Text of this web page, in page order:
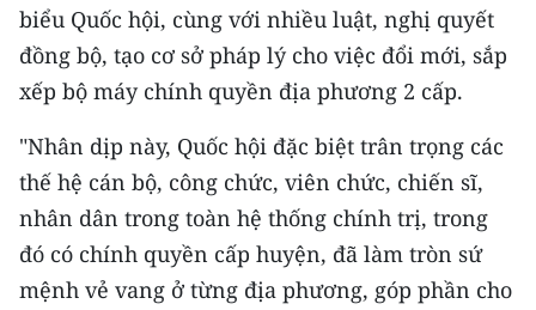
Đông Nam Bộ
Đồng bằng sông Cửu Long
Chuyên trang Hà Nội
Chuyên trang TP. Hồ Chí Minh
CHUYÊN ĐỀ
CÁC CHUYÊN TRANG
biểu Quốc hội, cùng với nhiều luật, nghị quyết
đồng bộ, tạo cơ sở pháp lý cho việc đổi mới, sắp
xếp bộ máy chính quyền địa phương 2 cấp.
"Nhân dịp này, Quốc hội đặc biệt trân trọng các
thế hệ cán bộ, công chức, viên chức, chiến sĩ,
nhân dân trong toàn hệ thống chính trị, trong
đó có chính quyền cấp huyện, đã làm tròn sứ
mệnh vẻ vang ở từng địa phương, góp phần cho